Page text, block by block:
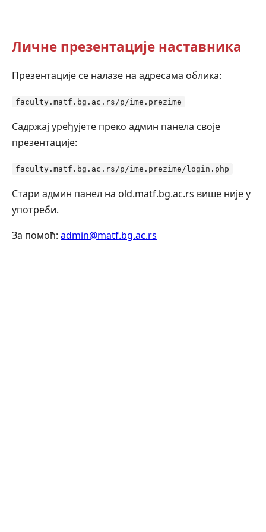
Личне презентације наставника
Презентације се налазе на адресама облика:
faculty.matf.bg.ac.rs/p/ime.prezime
Садржај уређујете преко админ панела своје
презентације:
faculty.matf.bg.ac.rs/p/ime.prezime/login.php
Стари админ панел на old.matf.bg.ac.rs више није у
употреби.
За помоћ: admin@matf.bg.ac.rs